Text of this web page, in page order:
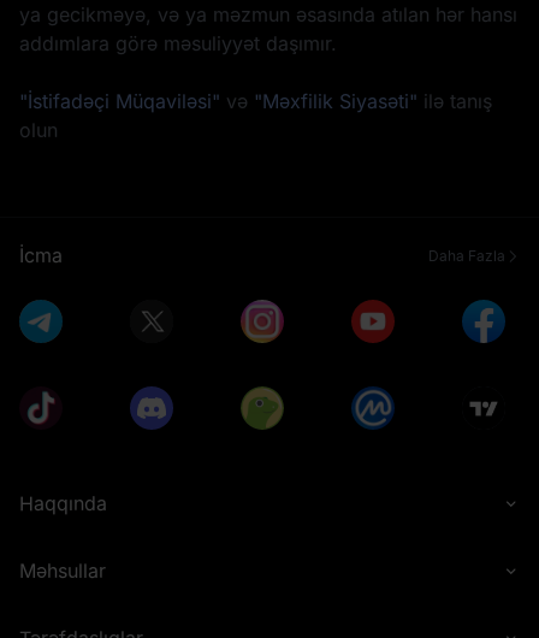
ya gecikməyə, və ya məzmun əsasında atılan hər hansı
addımlara görə məsuliyyət daşımır.
"İstifadəçi Müqaviləsi" və "Məxfilik Siyasəti" ilə tanış
olun
İcma Daha Fazla
Haqqında
Məhsullar